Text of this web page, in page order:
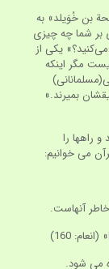
بن خُوَیلد» به
بر شما چه چیزی
یکی از
مگر اینکه
بمیرند.»
راهها را
می خوانیم:
آنهاست.
» (انعام: 160)
می شود.